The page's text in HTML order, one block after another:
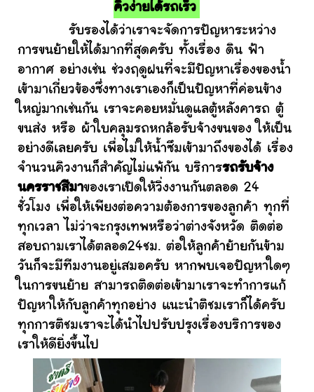
คิวง่ายได้รถเร็ว
รับรองได้ว่าเราจะจัดการปัญหาระหว่าง
การขนย้ายให้ได้มากที่สุดครับ ทั้งเรื่อง ดิน ฟ้า
อากาศ อย่างเช่น ช่วงฤดูฝนที่จะมีปัญหาเรื่องของน้ำ
เข้ามาเกี่ยวข้องซึ่งทางเราเองก็เป็นปัญหาที่ค่อนข้าง
ใหญ่มากเช่นกัน เราจะคอยหมั่นดูแลตู้หลังคารถ ตู้
ขนส่ง หรือ ผ้าใบคลุมรถหกล้อรับจ้างขนของ ให้เป็น
อย่างดีเลยครับ เพื่อไม่ให้น้ำซึมเข้ามาถึงของได้ เรื่อง
จำนวนคิวงานก็สำคัญไม่แพ้กัน บริการรถรับจ้าง
นครราชสีมาของเราเปิดให้วิ่งงานกันตลอด 24
ชั่วโมง เพื่อให้เพียงต่อความต้องการของลูกค้า ทุกที่
ทุกเวลา ไม่ว่าจะกรุงเทพหรือว่าต่างจังหวัด ติดต่อ
สอบถามเราได้ตลอด24ชม. ต่อให้ลูกค้าย้ายกันข้าม
วันก็จะมีทีมงานอยู่เสมอครับ หากพบเจอปัญหาใดๆ
ในการขนย้าย สามารถติดต่อเข้ามาเราจะทำการแก้
ปัญหาให้กับลูกค้าทุกอย่าง แนะนำติชมเราก็ได้ครับ
ทุกการติชมเราจะได้นำไปปรับปรุงเรื่องบริการของ
เราให้ดียิ่งขึ้นไป